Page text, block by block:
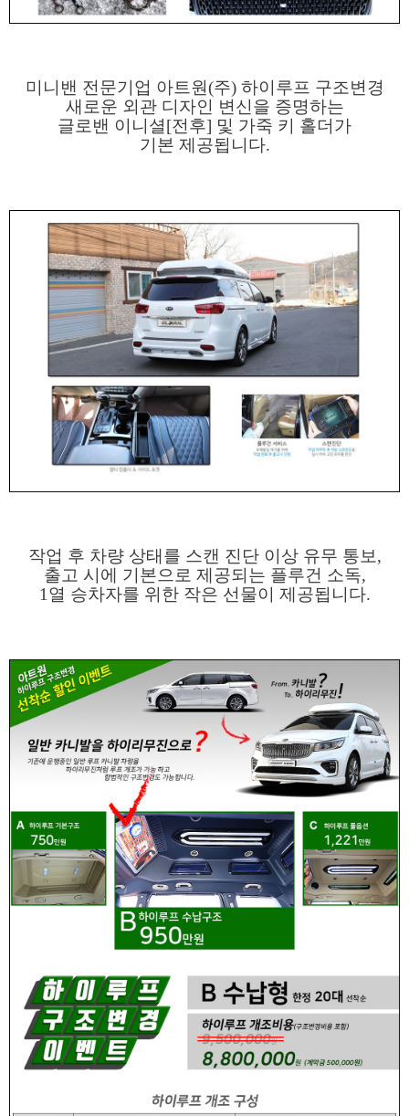
미니밴 전문기업 아트원(주) 하이루프 구조변경
새로운 외관 디자인 변신을 증명하는
글로밴 이니셜[전후] 및 가죽 키 홀더가
기본 제공됩니다.
작업 후 차량 상태를 스캔 진단 이상 유무 통보,
출고 시에 기본으로 제공되는 플루건 소독,
1열 승차자를 위한 작은 선물이 제공됩니다.